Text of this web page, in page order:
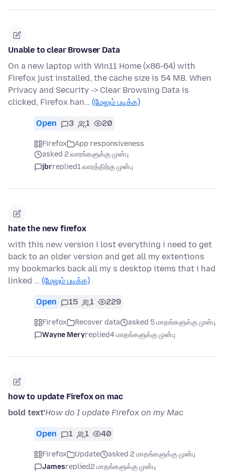
Unable to clear Browser Data
On a new laptop with Win11 Home (x86-64) with
Firefox just installed, the cache size is 54 MB. When
Privacy and Security -> Clear Browsing Data is
clicked, Firefox han… (மேலும் படிக்க)
Open 3 1 20
Firefox
App responsiveness
asked 2 வாரங்களுக்கு முன்பு
jbrreplied1 வாரத்திற்கு முன்பு
hate the new firefox
with this new version i lost everything i need to get
back to an older version and get all my extentions
my bookmarks back all my s desktop items that i had
linked … (மேலும் படிக்க)
Open 15 1 229
Firefox Recover data
asked 5 மாதங்களுக்கு முன்பு
Wayne Meryreplied4 மாதங்களுக்கு முன்பு
how to update Firefox on mac
bold text'How do I update Firefox on my Mac
Open 1 1 40
Firefox Update
asked 2 மாதங்களுக்கு முன்பு
Jamesreplied2 மாதங்களுக்கு முன்பு